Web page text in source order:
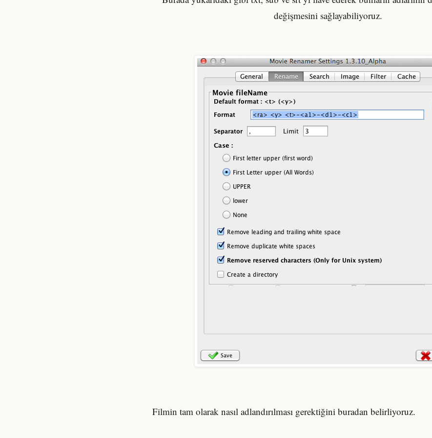
değişmesini sağlayabiliyoruz.
Filmin tam olarak nasıl adlandırılması gerektiğini buradan belirliyoruz.